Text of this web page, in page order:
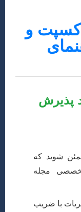
و
پذیرش
شوید که
مجله
با ضریب